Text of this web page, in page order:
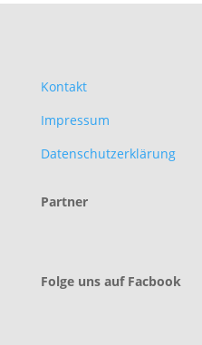
Kontakt
Impressum
Datenschutzerklärung
Partner
Folge uns auf Facbook